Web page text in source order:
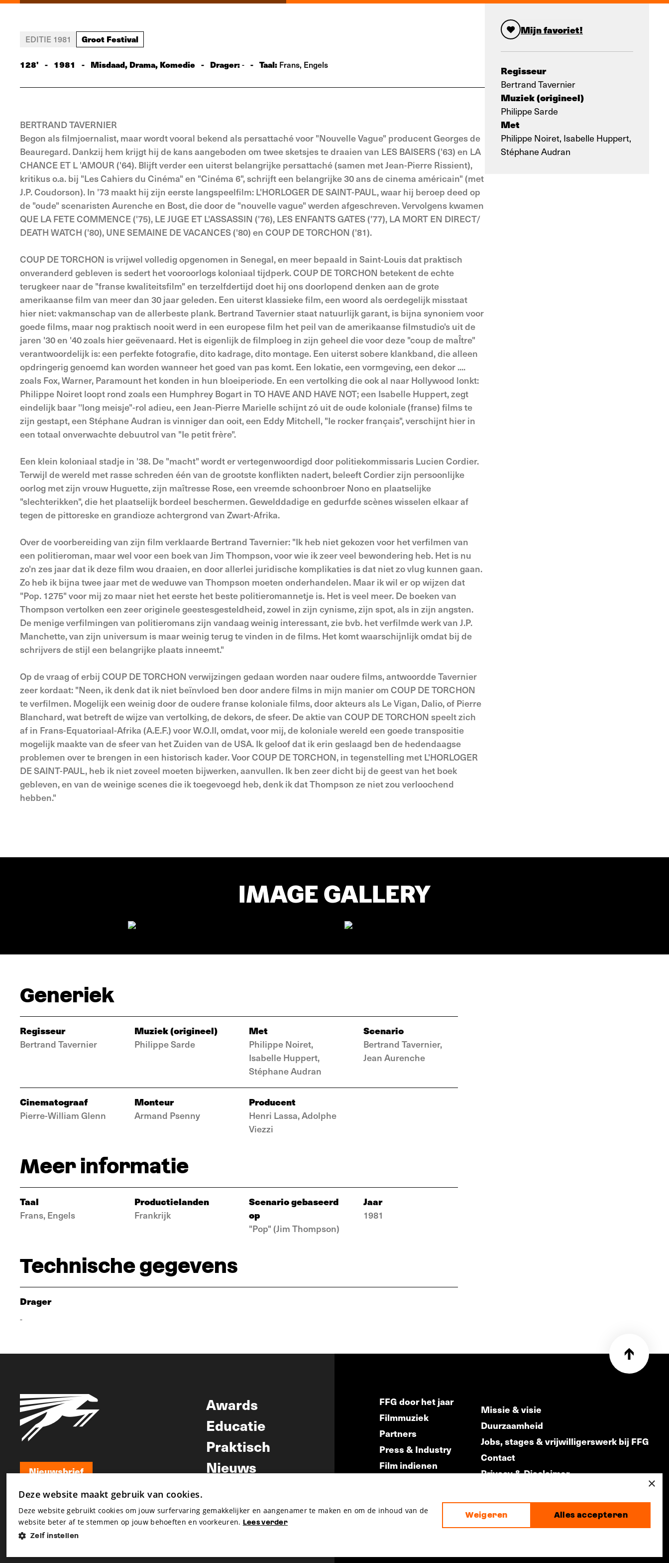
Mijn favoriet!
Regisseur
Bertrand Tavernier
Muziek (origineel)
Philippe Sarde
Met
Philippe Noiret, Isabelle Huppert,
Stéphane Audran
EDITIE 1981 Groot Festival
128' - 1981 - Misdaad, Drama, Komedie - Drager:- - Taal: Frans, Engels
BERTRAND TAVERNIER
Begon als filmjoernalist, maar wordt vooral bekend als persattaché voor "Nouvelle Vague" producent Georges de
Beauregard. Dankzij hem krijgt hij de kans aangeboden om twee sketsjes te draaien van LES BAISERS ('63) en LA
CHANCE ET L 'AMOUR ('64). Blijft verder een uiterst belangrijke persattaché (samen met Jean-Pierre Rissient),
kritikus o.a. bij "Les Cahiers du Cinéma" en "Cinéma 6", schrijft een belangrijke 30 ans de cinema américain" (met
J.P. Coudorson). In '73 maakt hij zijn eerste langspeelfilm: L'HORLOGER DE SAINT-PAUL, waar hij beroep deed op
de "oude" scenaristen Aurenche en Bost, die door de "nouvelle vague" werden afgeschreven. Vervolgens kwamen
QUE LA FETE COMMENCE ('75), LE JUGE ET L'ASSASSIN ('76), LES ENFANTS GATES ('77), LA MORT EN DIRECT/
DEATH WATCH ('80), UNE SEMAINE DE VACANCES ('80) en COUP DE TORCHON ('81).
COUP DE TORCHON is vrijwel volledig opgenomen in Senegal, en meer bepaald in Saint-Louis dat praktisch
onveranderd gebleven is sedert het vooroorlogs koloniaal tijdperk. COUP DE TORCHON betekent de echte
terugkeer naar de "franse kwaliteitsfilm" en terzelfdertijd doet hij ons doorlopend denken aan de grote
amerikaanse film van meer dan 30 jaar geleden. Een uiterst klassieke film, een woord als oerdegelijk misstaat
hier niet: vakmanschap van de allerbeste plank. Bertrand Tavernier staat natuurlijk garant, is bijna synoniem voor
goede films, maar nog praktisch nooit werd in een europese film het peil van de amerikaanse filmstudio's uit de
jaren '30 en '40 zoals hier geëvenaard. Het is eigenlijk de filmploeg in zijn geheel die voor deze "coup de maÎtre"
verantwoordelijk is: een perfekte fotografie, dito kadrage, dito montage. Een uiterst sobere klankband, die alleen
opdringerig genoemd kan worden wanneer het goed van pas komt. Een lokatie, een vormgeving, een dekor ....
zoals Fox, Warner, Paramount het konden in hun bloeiperiode. En een vertolking die ook al naar Hollywood lonkt:
Philippe Noiret loopt rond zoals een Humphrey Bogart in TO HAVE AND HAVE NOT; een Isabelle Huppert, zegt
eindelijk baar ''long meisje"-rol adieu, een Jean-Pierre MarielIe schijnt zó uit de oude koloniale (franse) films te
zijn gestapt, een Stéphane Audran is vinniger dan ooit, een Eddy Mitchell, "Ie rocker français", verschijnt hier in
een totaal onverwachte debuutrol van "Ie petit frère".
Een klein koloniaal stadje in '38. De "macht" wordt er vertegenwoordigd door politiekommissaris Lucien Cordier.
Terwijl de wereld met rasse schreden één van de grootste konflikten nadert, beleeft Cordier zijn persoonlijke
oorlog met zijn vrouw Huguette, zijn maîtresse Rose, een vreemde schoonbroer Nono en plaatselijke
"slechterikken", die het plaatselijk bordeel beschermen. Gewelddadige en gedurfde scènes wisselen elkaar af
tegen de pittoreske en grandioze achtergrond van Zwart-Afrika.
Over de voorbereiding van zijn film verklaarde Bertrand Tavernier: "Ik heb niet gekozen voor het verfilmen van
een politieroman, maar wel voor een boek van Jim Thompson, voor wie ik zeer veel bewondering heb. Het is nu
zo'n zes jaar dat ik deze film wou draaien, en door allerlei juridische komplikaties is dat niet zo vlug kunnen gaan.
Zo heb ik bijna twee jaar met de weduwe van Thompson moeten onderhandelen. Maar ik wil er op wijzen dat
"Pop. 1275" voor mij zo maar niet het eerste het beste politieromannetje is. Het is veel meer. De boeken van
Thompson vertolken een zeer originele geestesgesteldheid, zowel in zijn cynisme, zijn spot, als in zijn angsten.
De menige verfilmingen van politieromans zijn vandaag weinig interessant, zie bvb. het verfilmde werk van J.P.
Manchette, van zijn universum is maar weinig terug te vinden in de films. Het komt waarschijnlijk omdat bij de
schrijvers de stijl een belangrijke plaats inneemt."
Op de vraag of erbij COUP DE TORCHON verwijzingen gedaan worden naar oudere films, antwoordde Tavernier
zeer kordaat: "Neen, ik denk dat ik niet beïnvloed ben door andere films in mijn manier om COUP DE TORCHON
te verfilmen. Mogelijk een weinig door de oudere franse koloniale films, door akteurs als Le Vigan, Dalio, of Pierre
Blanchard, wat betreft de wijze van vertolking, de dekors, de sfeer. De aktie van COUP DE TORCHON speelt zich
af in Frans-Equatoriaal-Afrika (A.E.F.) voor W.O.II, omdat, voor mij, de koloniale wereld een goede transpositie
mogelijk maakte van de sfeer van het Zuiden van de USA. Ik geloof dat ik erin geslaagd ben de hedendaagse
problemen over te brengen in een historisch kader. Voor COUP DE TORCHON, in tegenstelling met L'HORLOGER
DE SAINT-PAUL, heb ik niet zoveel moeten bijwerken, aanvullen. Ik ben zeer dicht bij de geest van het boek
gebleven, en van de weinige scenes die ik toegevoegd heb, denk ik dat Thompson ze niet zou verloochend
hebben."
IMAGE GALLERY
Generiek
Regisseur
Bertrand Tavernier
Muziek (origineel)
Philippe Sarde
Met
Philippe Noiret,
Isabelle Huppert,
Stéphane Audran
Scenario
Bertrand Tavernier,
Jean Aurenche
Cinematograaf
Pierre-William Glenn
Monteur
Armand Psenny
Producent
Henri Lassa, Adolphe
Viezzi
Meer informatie
Taal
Frans, Engels
Productielanden
Frankrijk
Scenario gebaseerd
op
"Pop" (Jim Thompson)
Jaar
1981
Technische gegevens
Drager
-
Nieuwsbrief
Nieuwsbrief
Awards
Educatie
Praktisch
Nieuws
FFG door het jaar
Filmmuziek
Partners
Press & Industry
Film indienen
Missie & visie
Duurzaamheid
Jobs, stages & vrijwilligerswerk bij FFG
Contact
Privacy & Disclaimer
made by
×
Deze website maakt gebruik van cookies.
Deze website gebruikt cookies om jouw surfervaring gemakkelijker en aangenamer te maken en om de inhoud van de
website beter af te stemmen op jouw behoeften en voorkeuren. Lees verder
Zelf instellen
Alles accepteren
Weigeren